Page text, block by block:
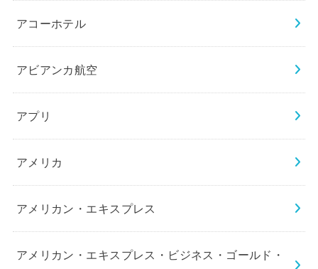
アコーホテル
アビアンカ航空
アプリ
アメリカ
アメリカン・エキスプレス
アメリカン・エキスプレス・ビジネス・ゴールド・